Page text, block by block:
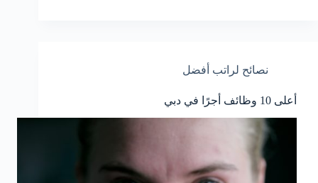
نصائح لراتب أفضل
أعلى 10 وظائف أجرًا في دبي